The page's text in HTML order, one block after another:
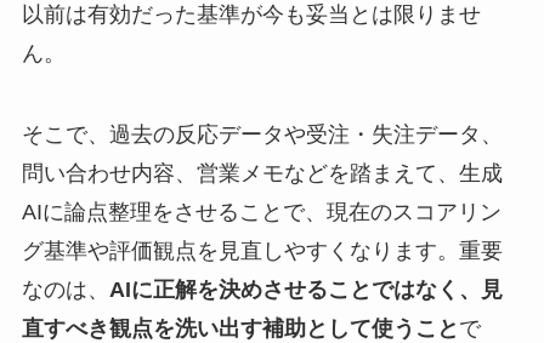
以前は有効だった基準が今も妥当とは限りませ
ん。
そこで、過去の反応データや受注・失注データ、
問い合わせ内容、営業メモなどを踏まえて、生成
AIに論点整理をさせることで、現在のスコアリン
グ基準や評価観点を見直しやすくなります。重要
なのは、 AIに正解を決めさせることではなく、見
直すべき観点を洗い出す補助として使うこと で